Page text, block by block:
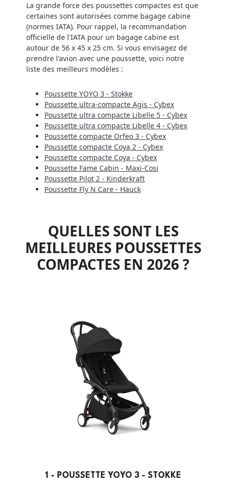
La grande force des poussettes compactes est que
certaines sont autorisées comme bagage cabine
(normes IATA). Pour rappel, la recommandation
officielle de l'IATA pour un bagage cabine est
autour de 56 x 45 x 25 cm. Si vous envisagez de
prendre l'avion avec une poussette, voici notre
liste des meilleurs modèles :
Poussette YOYO 3 - Stokke
Poussette ultra-compacte Agis - Cybex
Poussette ultra compacte Libelle 5 - Cybex
Poussette ultra compacte Libelle 4 - Cybex
Poussette compacte Orfeo 3 - Cybex
Poussette compacte Coya 2 - Cybex
Poussette compacte Coya - Cybex
Poussette Fame Cabin - Maxi-Cosi
Poussette Pilot 2 - Kinderkraft
Poussette Fly N Care - Hauck
QUELLES SONT LES
MEILLEURES POUSSETTES
COMPACTES EN 2026 ?
1 - POUSSETTE YOYO 3 - STOKKE